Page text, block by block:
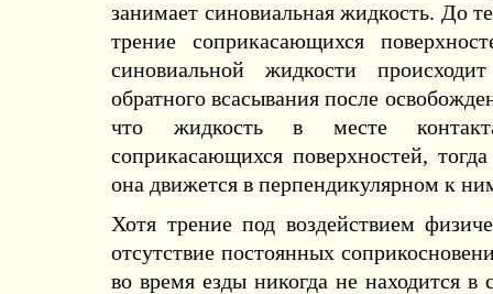
занимает синовиальная жидкость. До
трение соприкасающихся
синовиальной жидкости
обратного всасывания после
что жидкость в месте
соприкасающихся поверхностей,
она движется в перпендикулярном к
Хотя трение под воздействием
отсутствие постоянных
во время езды никогда не находится в